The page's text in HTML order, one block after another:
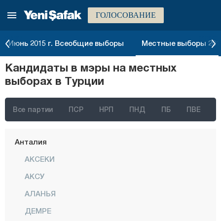
ГОЛОСОВАНИЕ
Июнь 2015 г. Всеобщие выборы Местные выборы
Кандидаты в мэры на местных
выборах в Турции
Все партии ПСР НРП ПНД ПБ ПВЕ
Измир
Афьонкарахисар
Агры
Амасья
Анталия
АКСЕКИ
АКСУ
АЛАНЬЯ
ДЕМРЕ